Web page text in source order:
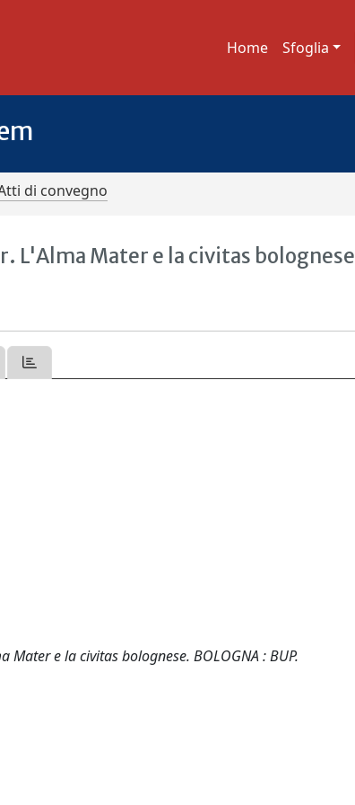
Home Sfoglia
di convegno
Mater e la civitas bolognese
e la civitas bolognese. BOLOGNA : BUP.